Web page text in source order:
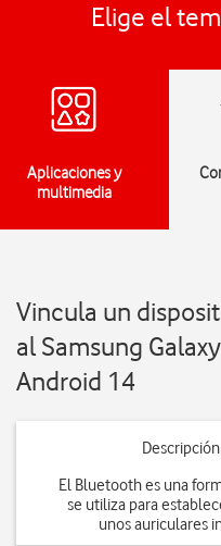
Elige el
Aplicaciones y
multimedia
Vincula un
al Samsung
Android 14
El Bluetooth es una
se utiliza para
unos auriculares